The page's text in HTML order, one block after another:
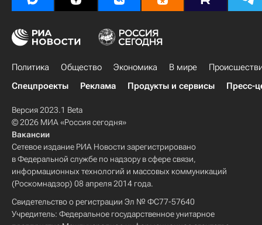
Политика Общество Экономика В мире
Спецпроекты
Реклама Продукты и сервисы Пресс-
Версия 2023.1 Beta
© 2026 МИА «Россия сегодня»
Вакансии
Сетевое издание РИА Новости зарегистрировано
в Федеральной службе по надзору в сфере связи,
информационных технологий и массовых коммуникаций
(Роскомнадзор) 08 апреля 2014 года.
Свидетельство о регистрации Эл № ФС77-57640
Учредитель: Федеральное государственное унитарное